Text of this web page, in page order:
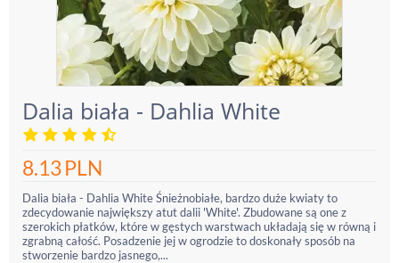
Dalia biała - Dahlia White
8.13PLN
Dalia biała - Dahlia White Śnieżnobiałe, bardzo duże kwiaty to
zdecydowanie największy atut dalii 'White'. Zbudowane są one z
szerokich płatków, które w gęstych warstwach układają się w równą i
zgrabną całość. Posadzenie jej w ogrodzie to doskonały sposób na
stworzenie bardzo jasnego,...